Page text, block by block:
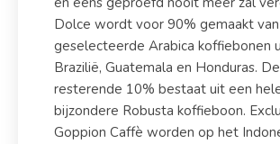
Dolce wordt voor 90% gemaakt
geselecteerde Arabica koffiebonen
Brazilië, Guatemala en Honduras. De
resterende 10% bestaat uit een
bijzondere Robusta koffieboon.
Goppion Caffè worden op het